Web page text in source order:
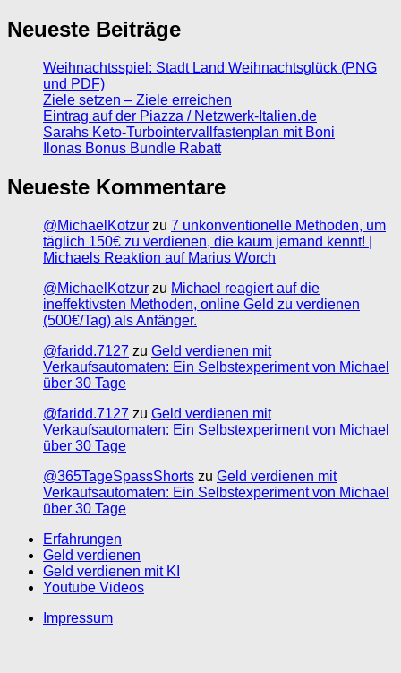
Neueste Beiträge
Weihnachtsspiel: Stadt Land Weihnachtsglück (PNG
und PDF)
Ziele setzen – Ziele erreichen
Eintrag auf der Piazza / Netzwerk-Italien.de
Sarahs Keto-Turbointervallfastenplan mit Boni
Ilonas Bonus Bundle Rabatt
Neueste Kommentare
@MichaelKotzur zu 7 unkonventionelle Methoden, um
täglich 150€ zu verdienen, die kaum jemand kennt! |
Michaels Reaktion auf Marius Worch
@MichaelKotzur zu Michael reagiert auf die
ineffektivsten Methoden, online Geld zu verdienen
(500€/Tag) als Anfänger.
@faridd.7127 zu Geld verdienen mit
Verkaufsautomaten: Ein Selbstexperiment von Michael
über 30 Tage
@faridd.7127 zu Geld verdienen mit
Verkaufsautomaten: Ein Selbstexperiment von Michael
über 30 Tage
@365TageSpassShorts zu Geld verdienen mit
Verkaufsautomaten: Ein Selbstexperiment von Michael
über 30 Tage
Erfahrungen
Geld verdienen
Geld verdienen mit KI
Youtube Videos
Impressum